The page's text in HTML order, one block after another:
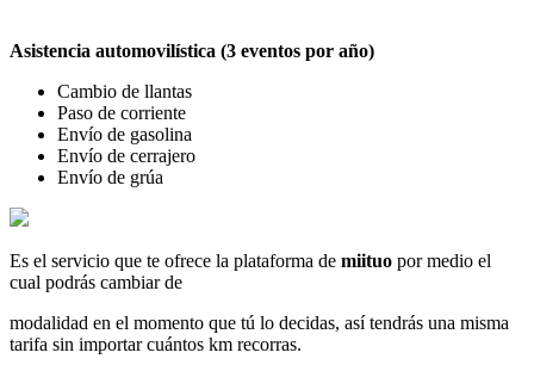
Asistencia automovilística (3 eventos por año)
Cambio de llantas
Paso de corriente
Envío de gasolina
Envío de cerrajero
Envío de grúa
Es el servicio que te ofrece la plataforma de miituo por medio el
cual podrás cambiar de
modalidad en el momento que tú lo decidas, así tendrás una misma
tarifa sin importar cuántos km recorras.